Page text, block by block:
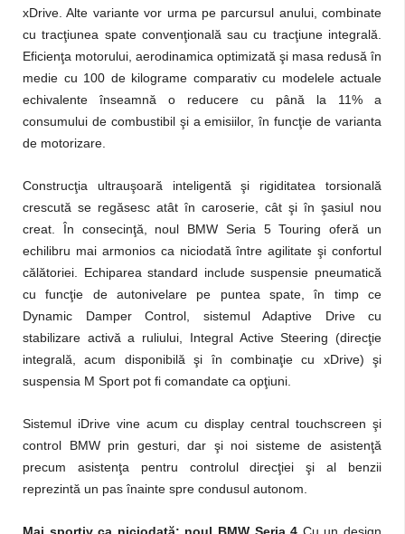
xDrive. Alte variante vor urma pe parcursul anului, combinate
cu tracţiunea spate convenţională sau cu tracţiune integrală.
Eficienţa motorului, aerodinamica optimizată şi masa redusă în
medie cu 100 de kilograme comparativ cu modelele actuale
echivalente înseamnă o reducere cu până la 11% a
consumului de combustibil şi a emisiilor, în funcţie de varianta
de motorizare.
Construcţia ultrauşoară inteligentă şi rigiditatea torsională
crescută se regăsesc atât în caroserie, cât şi în şasiul nou
creat. În consecinţă, noul BMW Seria 5 Touring oferă un
echilibru mai armonios ca niciodată între agilitate şi confortul
călătoriei. Echiparea standard include suspensie pneumatică
cu funcţie de autonivelare pe puntea spate, în timp ce
Dynamic Damper Control, sistemul Adaptive Drive cu
stabilizare activă a ruliului, Integral Active Steering (direcţie
integrală, acum disponibilă şi în combinaţie cu xDrive) şi
suspensia M Sport pot fi comandate ca opţiuni.
Sistemul iDrive vine acum cu display central touchscreen şi
control BMW prin gesturi, dar şi noi sisteme de asistenţă
precum asistenţa pentru controlul direcţiei şi al benzii
reprezintă un pas înainte spre condusul autonom.